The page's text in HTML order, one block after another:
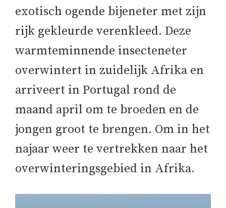
exotisch ogende bijeneter met zijn
rijk gekleurde verenkleed. Deze
warmteminnende insecteneter
overwintert in zuidelijk Afrika en
arriveert in Portugal rond de
maand april om te broeden en de
jongen groot te brengen. Om in het
najaar weer te vertrekken naar het
overwinteringsgebied in Afrika.